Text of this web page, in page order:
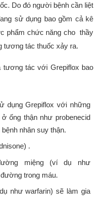
Do đó người bệnh cần liệt
sử dụng bao gồm cả kê
phẩm chức năng cho thầy
tương tác thuốc xảy ra.
tương tác với Grepiflox bao
dụng Grepiflox với những
ống thận như probenecid
nhân suy thận.
.
miệng (ví dụ như
trong máu.
như warfarin) sẽ làm gia